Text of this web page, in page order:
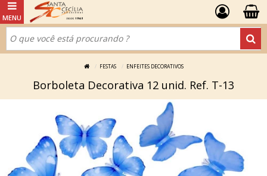
FESTAS ENFEITES DECORATIVOS
Borboleta Decorativa 12 unid. Ref. T-13